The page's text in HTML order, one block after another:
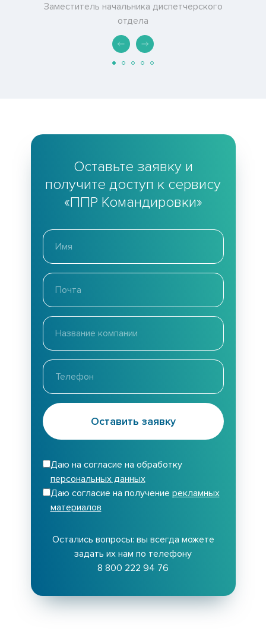
Заместитель начальника диспетчерского
отдела
Оставьте заявку и
получите доступ к сервису
«ППР Командировки»
Оставить заявку
Даю на согласие на обработку
персональных данных
Даю согласие на получение рекламных
материалов
Остались вопросы: вы всегда можете
задать их нам по телефону
8 800 222 94 76